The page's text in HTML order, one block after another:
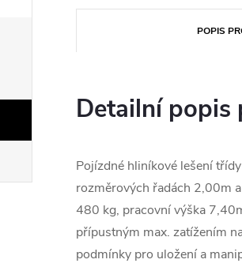
POPIS
Detailní popis
Pojízdné hliníkové lešení
rozměrových řadách 2,00m
480 kg, pracovní výška
přípustným max. zatížením
podmínky pro uložení a